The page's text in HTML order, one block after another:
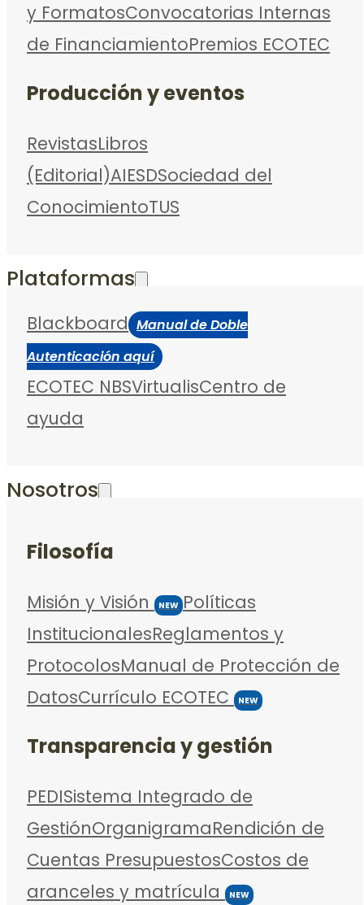
y FormatosConvocatorias Internas
de FinanciamientoPremios ECOTEC
Producción y eventos
RevistasLibros
(Editorial)AIESDSociedad del
ConocimientoTUS
Plataformas
Blackboard Manual de Doble
Autenticación aquí
ECOTEC NBSVirtualisCentro de
ayuda
Nosotros
Filosofía
Misión y Visión NEW Políticas
InstitucionalesReglamentos y
ProtocolosManual de Protección de
DatosCurrículo ECOTEC NEW
Transparencia y gestión
PEDISistema Integrado de
GestiónOrganigramaRendición de
Cuentas PresupuestosCostos de
aranceles y matrícula
NEW